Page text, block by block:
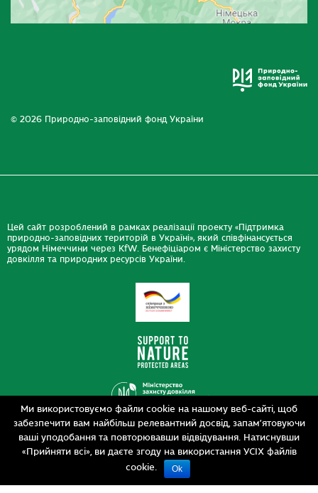
Ми використовуємо файли cookie на нашому веб-сайті, щоб
забезпечити вам найбільш релевантний досвід, запам’ятовуючи
ваші уподобання та повторювавши відвідування. Натиснувши
«Прийняти всі», ви даєте згоду на використання УСІХ файлів
cookie.
Ok
© 2026 Природно-заповідний фонд України
Цей сайт розроблений в рамках реалізації проекту «Підтримка
природно-заповідних територій в Україні», який співфінансується
урядом Німеччини через KfW. Бенефіціаром є Міністерство захисту
довкілля та природних ресурсів України.
Дизайн
Розробка
siteGist